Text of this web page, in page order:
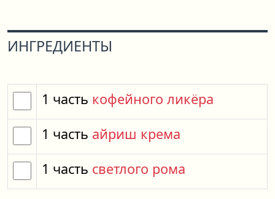
ИНГРЕДИЕНТЫ
1 часть кофейного ликёра
1 часть айриш крема
1 часть светлого рома